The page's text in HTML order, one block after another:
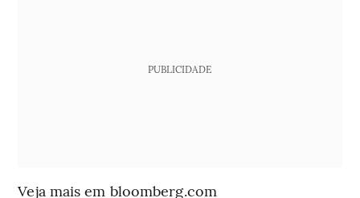
PUBLICIDADE
Veja mais em bloomberg.com